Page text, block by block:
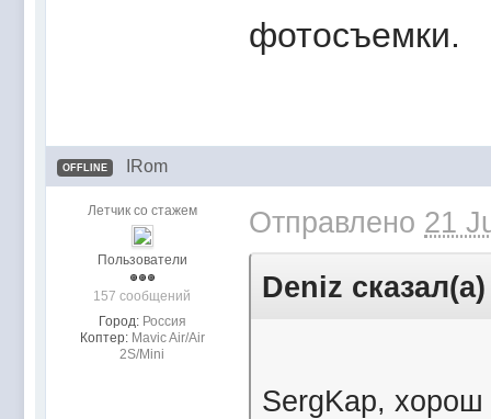
фотосъемки.
OFFLINE IRom
Летчик со стажем
Пользователи
157 сообщений
Город: Россия
Коптер: Mavic Air/Air
2S/Mini
Отправлено 21
Deniz сказал(а)
SergKap, хорош